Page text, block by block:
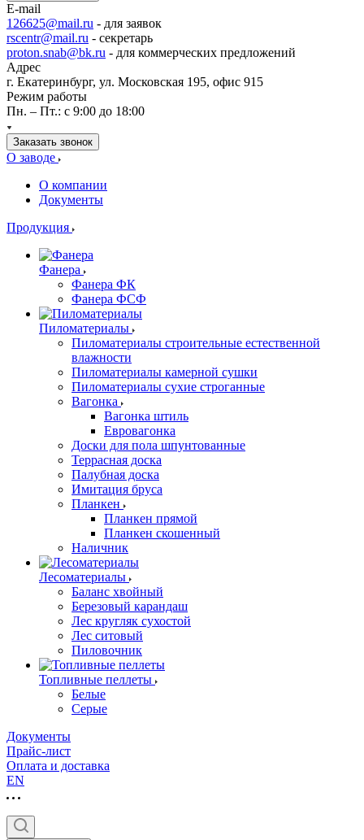
E-mail
126625@mail.ru - для заявок
rscentr@mail.ru - секретарь
proton.snab@bk.ru - для коммерческих предложений
Адрес
г. Екатеринбург, ул. Московская 195, офис 915
Режим работы
Пн. – Пт.: с 9:00 до 18:00
Заказать звонок
О заводе
О компании
Документы
Продукция
Фанера
Фанера ФК
Фанера ФСФ
Пиломатериалы
Пиломатериалы строительные естественной
влажности
Пиломатериалы камерной сушки
Пиломатериалы сухие строганные
Вагонка
Вагонка штиль
Евровагонка
Доски для пола шпунтованные
Террасная доска
Палубная доска
Имитация бруса
Планкен
Планкен прямой
Планкен скошенный
Наличник
Лесоматериалы
Баланс хвойный
Березовый карандаш
Лес кругляк сухостой
Лес ситовый
Пиловочник
Топливные пеллеты
Белые
Серые
Документы
Прайс-лист
Оплата и доставка
EN